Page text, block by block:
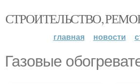
СТРОИТЕЛЬСТВО,
главная новости
Газовые